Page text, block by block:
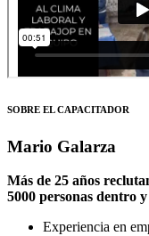
SOBRE EL CAPACITADOR
Mario Galarza
Más de 25 años
5000 personas dentro
Experiencia en